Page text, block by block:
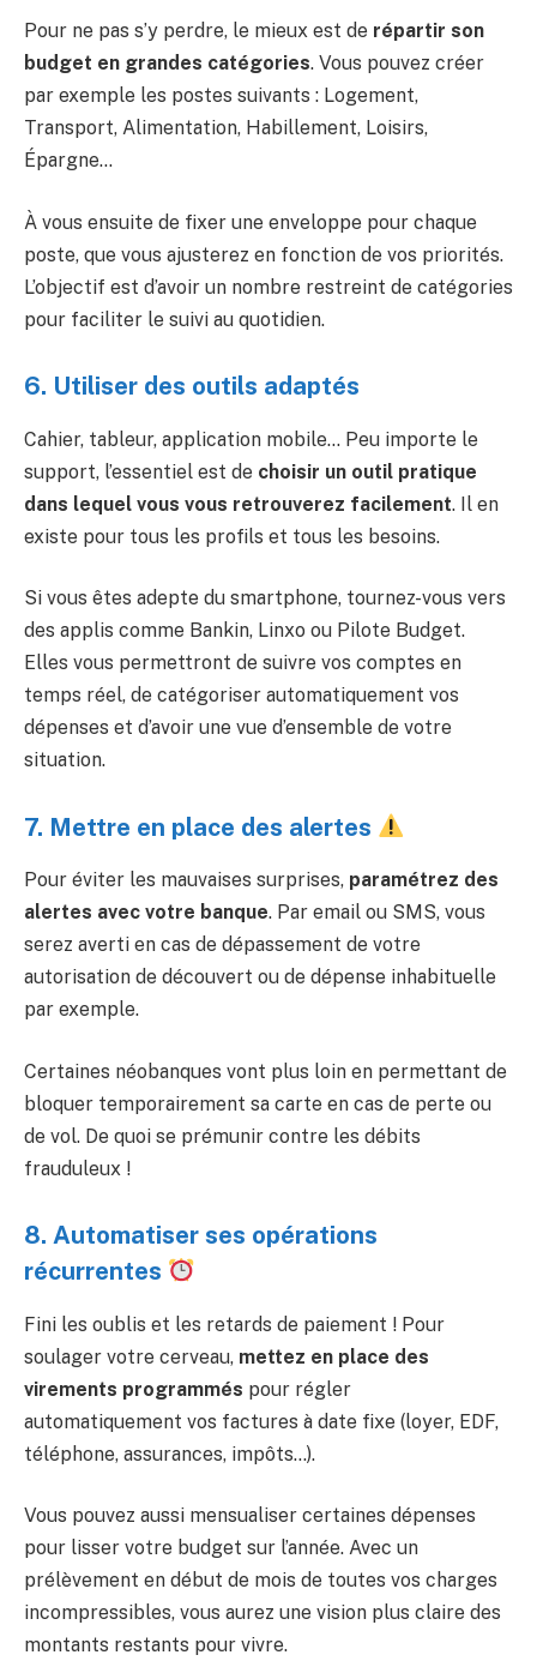
Pour ne pas s’y perdre, le mieux est de répartir son
budget en grandes catégories. Vous pouvez créer
par exemple les postes suivants : Logement,
Transport, Alimentation, Habillement, Loisirs,
Épargne…
À vous ensuite de fixer une enveloppe pour chaque
poste, que vous ajusterez en fonction de vos priorités.
L’objectif est d’avoir un nombre restreint de catégories
pour faciliter le suivi au quotidien.
6. Utiliser des outils adaptés
Cahier, tableur, application mobile… Peu importe le
support, l’essentiel est de choisir un outil pratique
dans lequel vous vous retrouverez facilement. Il en
existe pour tous les profils et tous les besoins.
Si vous êtes adepte du smartphone, tournez-vous vers
des applis comme Bankin, Linxo ou Pilote Budget.
Elles vous permettront de suivre vos comptes en
temps réel, de catégoriser automatiquement vos
dépenses et d’avoir une vue d’ensemble de votre
situation.
7. Mettre en place des alertes
Pour éviter les mauvaises surprises, paramétrez des
alertes avec votre banque. Par email ou SMS, vous
serez averti en cas de dépassement de votre
autorisation de découvert ou de dépense inhabituelle
par exemple.
Certaines néobanques vont plus loin en permettant de
bloquer temporairement sa carte en cas de perte ou
de vol. De quoi se prémunir contre les débits
frauduleux !
8. Automatiser ses opérations
récurrentes
Fini les oublis et les retards de paiement ! Pour
soulager votre cerveau, mettez en place des
virements programmés pour régler
automatiquement vos factures à date fixe (loyer, EDF,
téléphone, assurances, impôts…).
Vous pouvez aussi mensualiser certaines dépenses
pour lisser votre budget sur l’année. Avec un
prélèvement en début de mois de toutes vos charges
incompressibles, vous aurez une vision plus claire des
montants restants pour vivre.